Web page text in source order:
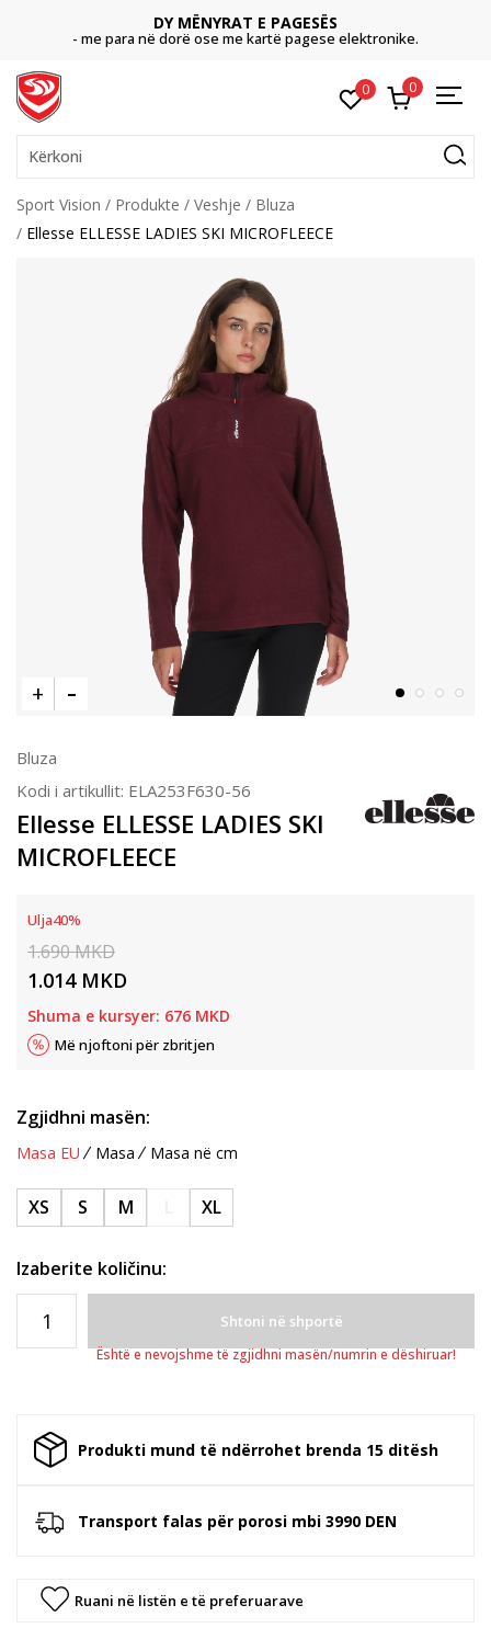
DY MËNYRAT E PAGESËS
- me para në dorë ose me kartë pagese elektronike.
0 0
Kërkoni
Sport Vision Produkte Veshje
Bluza
Ellesse ELLESSE LADIES SKI MICROFLEECE
Bluza
Kodi i artikullit: ELA253F630-56
Ellesse ELLESSE LADIES SKI
MICROFLEECE
Ulja40%
1.690MKD
1.014 MKD
Shuma e kursyer: 676 MKD
Më njoftoni për zbritjen
Zgjidhni masën:
Masa EU Masa Masa në cm
XS S M XL
Izaberite količinu:
Shtoni në shportë
Është e nevojshme të zgjidhni masën/numrin e dëshiruar!
Produkti mund të ndërrohet brenda 15 ditësh
Transport falas për porosi mbi 3990 DEN
Ruani në listën e të preferuarave